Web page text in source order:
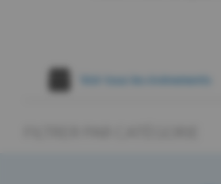
Voir tous les évènements